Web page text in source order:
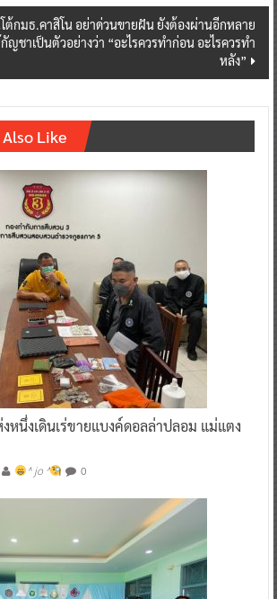
ต้กมธ.คาสิโน อย่าด่วนขายฝัน ยังต้องผ่านอีกหลาย
ญชาเป็นตัวอย่างว่า “อะไรควรทำก่อน อะไรควรทำ
หลัง”
Like
หนึ่งเดินเร่ขายแบงค์ดอลล่าปลอม แม่แตง
^ jo ^ 0